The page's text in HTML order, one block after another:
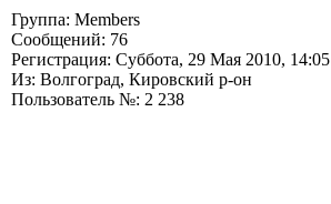
Группа: Members
Сообщений: 76
Регистрация: Суббота, 29 Мая 2010, 14:05
Из: Волгоград, Кировский р-он
Пользователь №: 2 238